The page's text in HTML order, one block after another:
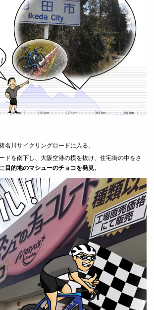
名川サイクリングロードに入る。
ドを南下し、大阪空港の横を抜け、住宅街の中をさ
目的地のマシューのチョコを発見。